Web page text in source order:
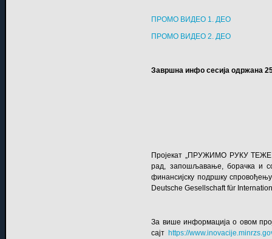
ПРОМО ВИДЕО 1. ДЕО
ПРОМО ВИДЕО 2. ДЕО
Завршна инфо сесија одржана
Пројекат „ПРУЖИМО РУКУ ТЕЖЕ
рад, запошљавање, борачка и
финансијску подршку спровођењу
Deutsche Gesellschaft für
За више информација о овом
сајт https://